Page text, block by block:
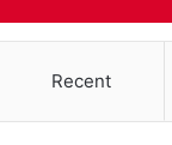
Recent